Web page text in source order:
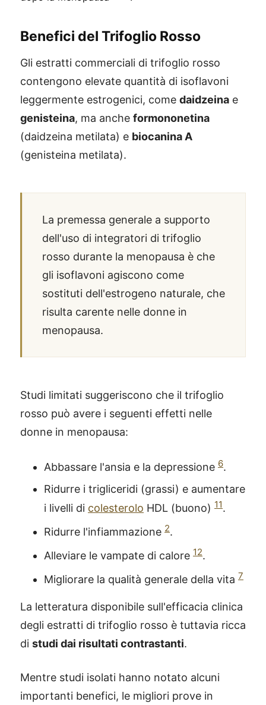
Benefici del Trifoglio Rosso
Gli estratti commerciali di trifoglio rosso
contengono elevate quantità di isoflavoni
leggermente estrogenici, come daidzeina e
genisteina, ma anche formononetina
(daidzeina metilata) e biocanina A
(genisteina metilata).
La premessa generale a supporto
dell'uso di integratori di trifoglio
rosso durante la menopausa è che
gli isoflavoni agiscono come
sostituti dell'estrogeno naturale, che
risulta carente nelle donne in
menopausa.
Studi limitati suggeriscono che il trifoglio
rosso può avere i seguenti effetti nelle
donne in menopausa:
Abbassare l'ansia e la depressione 6.
Ridurre i trigliceridi (grassi) e aumentare
i livelli di colesterolo HDL (buono) 11.
Ridurre l'infiammazione 2.
Alleviare le vampate di calore 12.
Migliorare la qualità generale della vita 7
La letteratura disponibile sull'efficacia clinica
degli estratti di trifoglio rosso è tuttavia ricca
di studi dai risultati contrastanti.
Mentre studi isolati hanno notato alcuni
importanti benefici, le migliori prove in